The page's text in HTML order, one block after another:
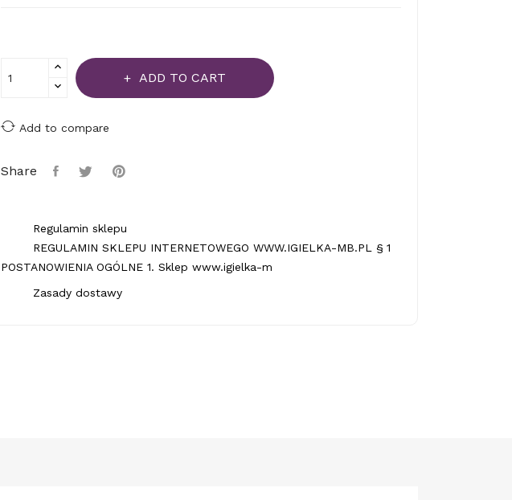
ADD TO CART
Add to compare
Share
Regulamin sklepu
REGULAMIN SKLEPU INTERNETOWEGO WWW.IGIELKA-MB.PL § 1
POSTANOWIENIA OGÓLNE 1. Sklep www.igielka-m
Zasady dostawy